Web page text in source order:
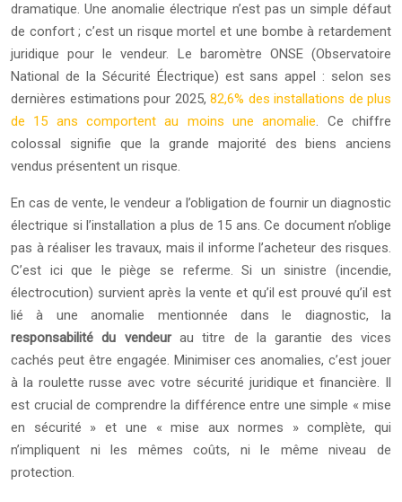
dramatique. Une anomalie électrique n’est pas un simple défaut
de confort ; c’est un risque mortel et une bombe à retardement
juridique pour le vendeur. Le baromètre ONSE (Observatoire
National de la Sécurité Électrique) est sans appel : selon ses
dernières estimations pour 2025, 82,6% des installations de plus
de 15 ans comportent au moins une anomalie. Ce chiffre
colossal signifie que la grande majorité des biens anciens
vendus présentent un risque.
En cas de vente, le vendeur a l’obligation de fournir un diagnostic
électrique si l’installation a plus de 15 ans. Ce document n’oblige
pas à réaliser les travaux, mais il informe l’acheteur des risques.
C’est ici que le piège se referme. Si un sinistre (incendie,
électrocution) survient après la vente et qu’il est prouvé qu’il est
lié à une anomalie mentionnée dans le diagnostic, la
responsabilité du vendeurau titre de la garantie des vices
cachés peut être engagée. Minimiser ces anomalies, c’est jouer
à la roulette russe avec votre sécurité juridique et financière. Il
est crucial de comprendre la différence entre une simple « mise
en sécurité » et une « mise aux normes » complète, qui
n’impliquent ni les mêmes coûts, ni le même niveau de
protection.